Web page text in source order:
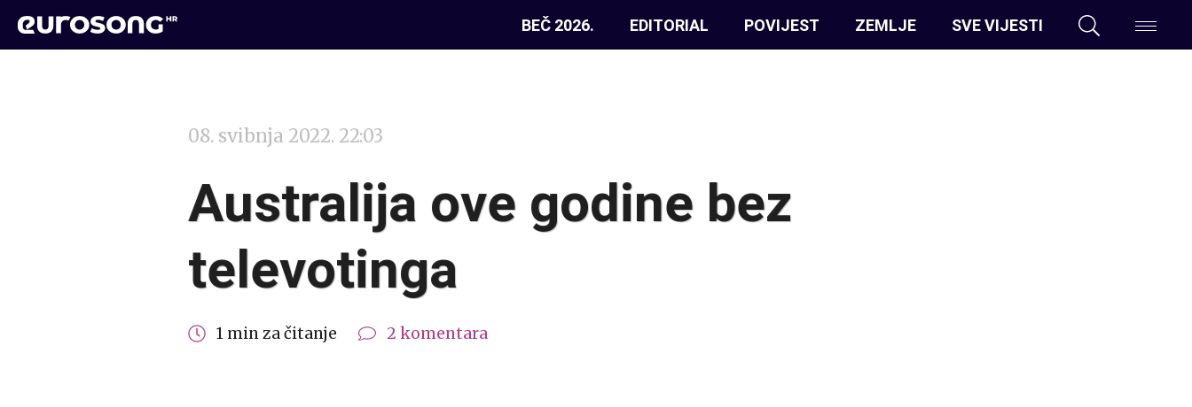
BEČ 2026. EDITORIAL POVIJEST ZEMLJE SVE VIJESTI
08. svibnja 2022. 22:03
Australija ove godine bez
televotinga
1 min za čitanje 2 komentara